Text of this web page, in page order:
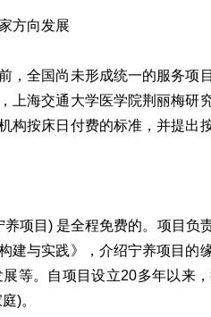
方向发展
，全国尚未形成统一的服务项
上海交通大学医学院荆丽梅研
构按床日付费的标准，并提出
项目) 是全程免费的。项目负
建与实践》，介绍宁养项目的
等。自项目设立20多年以来
)。